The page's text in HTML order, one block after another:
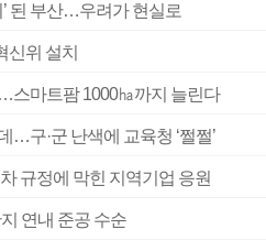
된 부산…우려가 현실로
신위 설치
스마트팜 1000㏊까지 늘린다
…구·군 난색에 교육청 ‘쩔쩔’
규정에 막힌 지역기업 응원
연내 준공 수순